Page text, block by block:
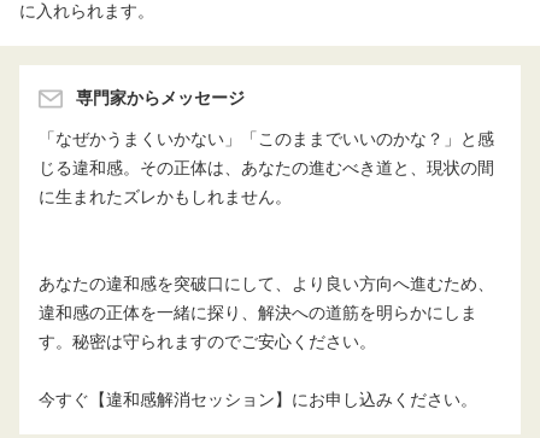
に入れられます。
専門家からメッセージ
「なぜかうまくいかない」「このままでいいのかな？」と感
じる違和感。その正体は、あなたの進むべき道と、現状の間
に生まれたズレかもしれません。
あなたの違和感を突破口にして、より良い方向へ進むため、
違和感の正体を一緒に探り、解決への道筋を明らかにしま
す。秘密は守られますのでご安心ください。
今すぐ【違和感解消セッション】にお申し込みください。